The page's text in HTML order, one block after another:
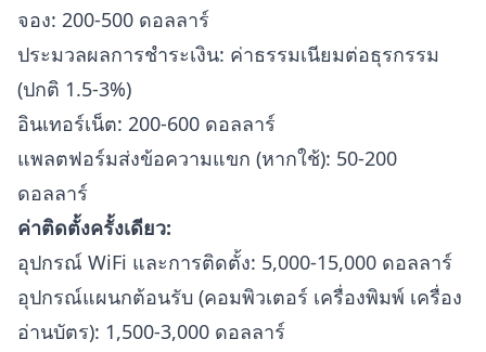
จอง: 200-500 ดอลลาร์
ประมวลผลการชำระเงิน: ค่าธรรมเนียมต่อธุรกรรม
(ปกติ 1.5-3%)
อินเทอร์เน็ต: 200-600 ดอลลาร์
แพลตฟอร์มส่งข้อความแขก (หากใช้): 50-200
ดอลลาร์
ค่าติดตั้งครั้งเดียว:
อุปกรณ์ WiFi และการติดตั้ง: 5,000-15,000 ดอลลาร์
อุปกรณ์แผนกต้อนรับ (คอมพิวเตอร์ เครื่องพิมพ์ เครื่อง
อ่านบัตร): 1,500-3,000 ดอลลาร์